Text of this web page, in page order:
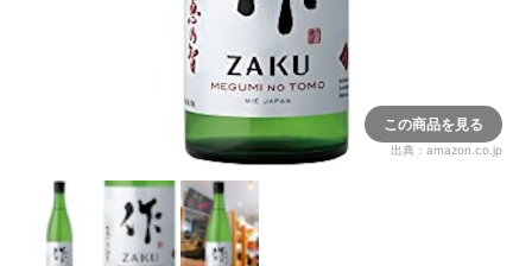
この商品を見る
出典： amazon.co.jp